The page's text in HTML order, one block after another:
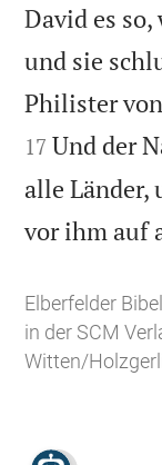
David es
und sie
Philister
17 Und der
alle Länder,
vor ihm auf
Elberfelder
in der SCM
Witten/